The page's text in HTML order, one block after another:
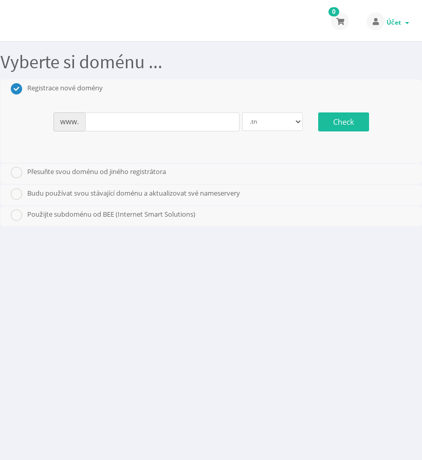
0
Účet
Vyberte si doménu ...
Registrace nové domény
www. Check
Přesuňte svou doménu od jiného registrátora
Budu používat svou stávající doménu a aktualizovat své nameservery
Použijte subdoménu od BEE (Internet Smart Solutions)